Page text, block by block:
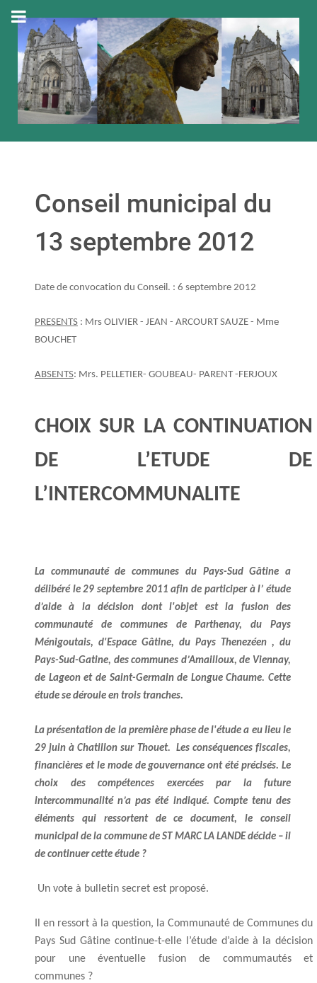
Conseil municipal du
13 septembre 2012
Date de convocation du Conseil. : 6 septembre 2012
PRESENTS : Mrs OLIVIER - JEAN - ARCOURT SAUZE - Mme
BOUCHET
ABSENTS: Mrs. PELLETIER- GOUBEAU- PARENT -FERJOUX
CHOIX SUR LA CONTINUATION
DE L’ETUDE DE
L’INTERCOMMUNALITE
La communauté de communes du Pays-Sud Gâtine a
délibéré le 29 septembre 2011 afin de participer à l’ étude
d’aide à la décision dont l'objet est la fusion des
communauté de communes de Parthenay, du Pays
Ménigoutais, d'Espace Gâtine, du Pays Thenezéen , du
Pays-Sud-Gatine, des communes d’Amailloux, de Viennay,
de Lageon et de Saint-Germain de Longue Chaume. Cette
étude se déroule en trois tranches.
La présentation de la première phase de l'étude a eu lieu le
29 juin à Chatillon sur Thouet. Les conséquences fiscales,
financières et le mode de gouvernance ont été précisés. Le
choix des compétences exercées par la future
intercommunalité n’a pas été indiqué. Compte tenu des
éléments qui ressortent de ce document, le conseil
municipal de la commune de ST MARC LA LANDE décide – il
de continuer cette étude ?
Un vote à bulletin secret est proposé.
Il en ressort à la question, la Communauté de Communes du
Pays Sud Gâtine continue-t-elle l’étude d’aide à la décision
pour une éventuelle fusion de commumautés et
communes ?